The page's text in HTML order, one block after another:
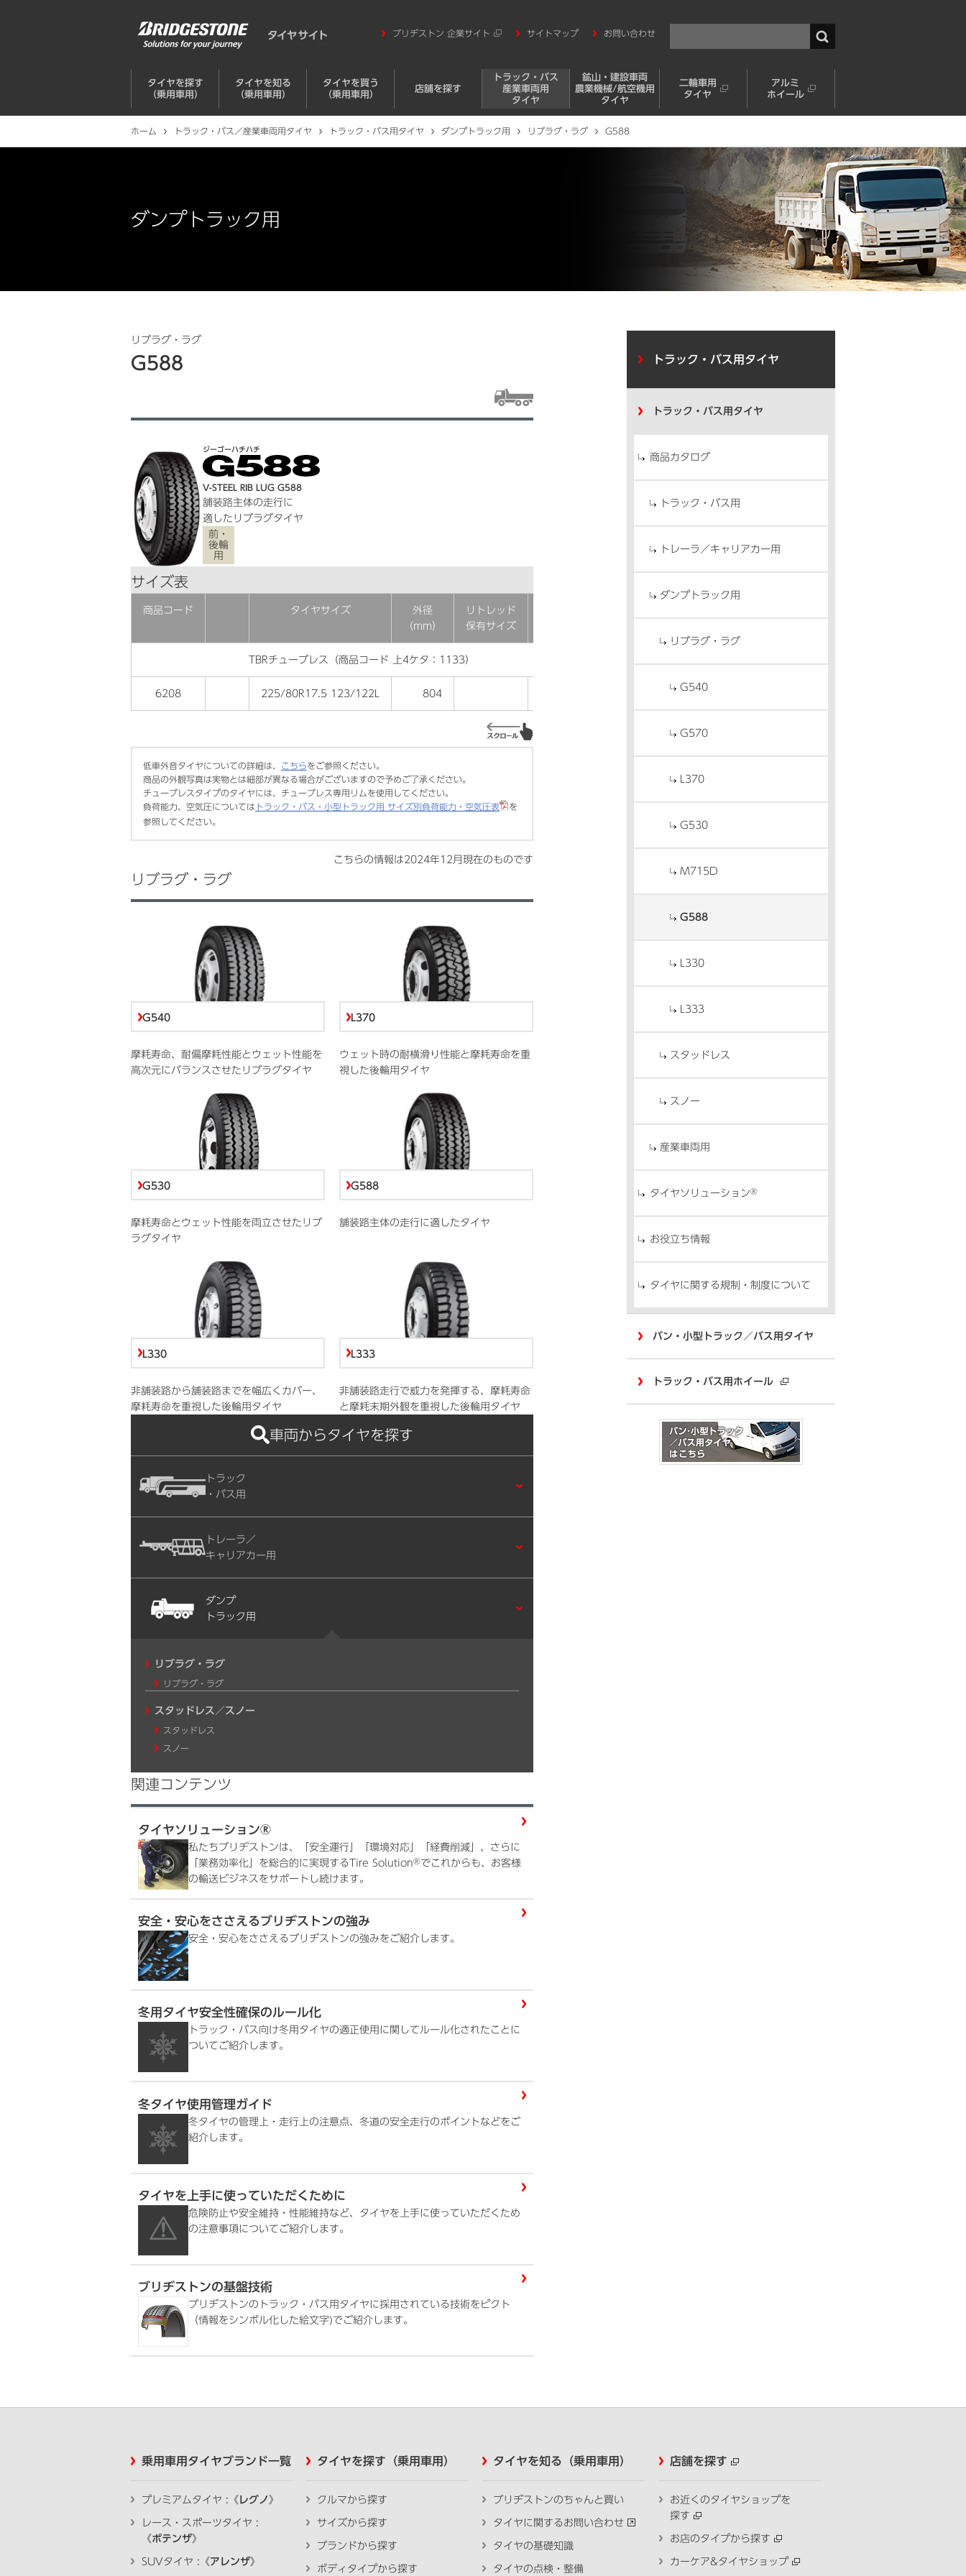
お問い合わせ
サイトマップ
ブリヂストン 企業サイト
タイヤを探す
（乗用車用）
タイヤを知る
（乗用車用）
タイヤを買う
（乗用車用）
店舗を探す
トラック・バス
産業車両用
タイヤ
鉱山・建設車両
農業機械/航空機用
タイヤ
二輪車用
タイヤ
アルミ
ホイール
ホーム トラック・バス／産業車両用タイヤ トラック・バス用タイヤ ダンプトラック用 リブラグ・ラグ G588
ダンプトラック用
リブラグ・ラグ
G588
ジーゴーハチハチ
V-STEEL RIB LUG G588
舗装路主体の走行に
適したリブラグタイヤ
前・
後輪
用
サイズ表
商品コード タイヤサイズ
外径
（mm）
リトレッド
保有サイズ
TBRチューブレス（商品コード 上4ケタ：1133）
6208 225/80R17.5 123/122L 804
低車外音タイヤについての詳細は、 こちらをご参照ください。
商品の外観写真は実物とは細部が異なる場合がございますので予めご了承ください。
チューブレスタイプのタイヤには、チューブレス専用リムを使用してください。
負荷能力、空気圧については トラック・バス・小型トラック用 サイズ別負荷能力・空気圧表
を
参照してください。
こちらの情報は2024年12月 現在のものです
リブラグ・ラグ
G540
摩耗寿命、耐偏摩耗性能とウェット性能を
高次元にバランスさせたリブラグタイヤ
L370
ウェット時の耐横滑り性能と摩耗寿命を重
視した後輪用タイヤ
G530
摩耗寿命とウェット性能を両立させたリブ
ラグタイヤ
G588
舗装路主体の走行に適したタイヤ
L330
非舗装路から舗装路までを幅広くカバー、
摩耗寿命を重視した後輪用タイヤ
L333
非舗装路走行で威力を発揮する、摩耗寿命
と摩耗末期外観を重視した後輪用タイヤ
車両からタイヤを探す
トラック
・バス用
トレーラ／
キャリアカー用
ダンプ
トラック用
リブラグ・ラグ
リブラグ・ラグ
スタッドレス／スノー
スタッドレス
スノー
関連コンテンツ
タイヤソリューション®
私たちブリヂストンは、「安全運行」「環境対応」「経費削減」、さらに
「業務効率化」を総合的に実現するTire Solution®でこれからも、お客様
の輸送ビジネスをサポートし続けます。
安全・安心をささえるブリヂストンの強み
安全・安心をささえるブリヂストンの強みをご紹介します。
冬用タイヤ安全性確保のルール化
トラック・バス向け冬用タイヤの適正使用に関してルール化されたことに
ついてご紹介します。
冬タイヤ使用管理ガイド
冬タイヤの管理上・走行上の注意点、冬道の安全走行のポイントなどをご
紹介します。
タイヤを上手に使っていただくために
危険防止や安全維持・性能維持など、タイヤを上手に使っていただくため
の注意事項についてご紹介します。
ブリヂストンの基盤技術
ブリヂストンのトラック・バス用タイヤに採用されている技術をピクト
（情報をシンボル化した絵文字)でご紹介します。
トラック・バス用タイヤ
トラック・バス用タイヤ
商品カタログ
トラック・バス用
トレーラ／キャリアカー用
ダンプトラック用
リブラグ・ラグ
G540
G570
L370
G530
M715D
G588
L330
L333
スタッドレス
スノー
産業車両用
タイヤソリューション®
お役立ち情報
タイヤに関する規制・制度について
バン・小型トラック／バス用タイヤ
トラック・バス用ホイール
乗用車用タイヤブランド一覧
プレミアムタイヤ :《 レグノ 》
レース・スポーツタイヤ :
《ポテンザ》
SUVタイヤ :《アレンザ》
タイヤを探す（乗用車用）
クルマから探す
サイズから探す
ブランドから探す
ボディタイプから探す
タイヤを知る（乗用車用）
ブリヂストンのちゃんと買い
タイヤに関するお問い合わせ
タイヤの基礎知識
タイヤの点検・整備
店舗を探す
お近くのタイヤショップを
探す
お店のタイプから探す
カーケア&タイヤショップ